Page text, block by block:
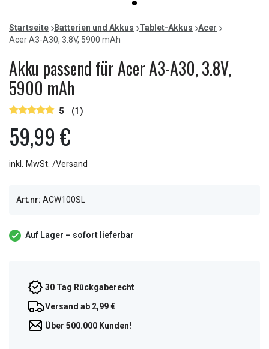
item
0
of
1
Startseite Batterien und Akkus Tablet-Akkus
Acer
Acer A3-A30, 3.8V, 5900 mAh
Akku passend für Acer A3-A30, 3.8V,
5900 mAh
5 (1)
59,99 €
inkl. MwSt. /Versand
Art.nr: ACW100SL
Auf Lager – sofort lieferbar
30 Tag Rückgaberecht
Versand ab 2,99 €
Über 500.000 Kunden!